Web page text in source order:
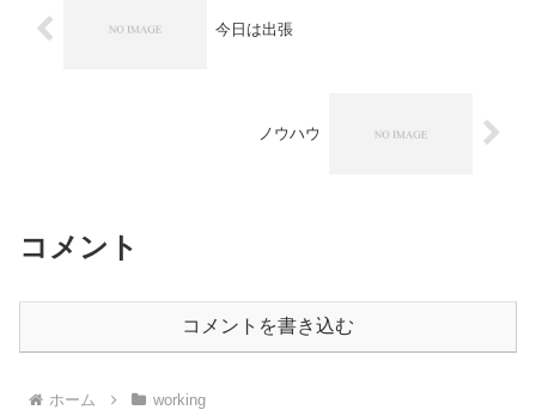
今日は出張
ノウハウ
コメント
コメントを書き込む
ホーム working